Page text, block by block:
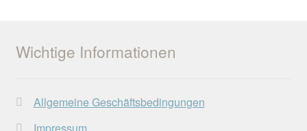
Wichtige Informationen
Allgemeine Geschäftsbedingungen